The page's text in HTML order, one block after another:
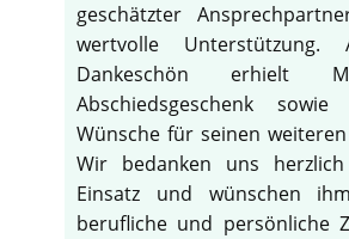
geschätzter
wertvolle Unterstützung.
Dankeschön erhielt
Abschiedsgeschenk
Wünsche für seinen weiteren
Wir bedanken uns
Einsatz und wünschen
berufliche und persönliche